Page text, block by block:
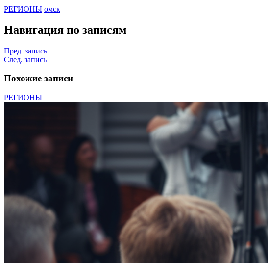
РЕГИОНЫ омск
Навигация по записям
Пред. запись
След. запись
Похожие записи
РЕГИОНЫ